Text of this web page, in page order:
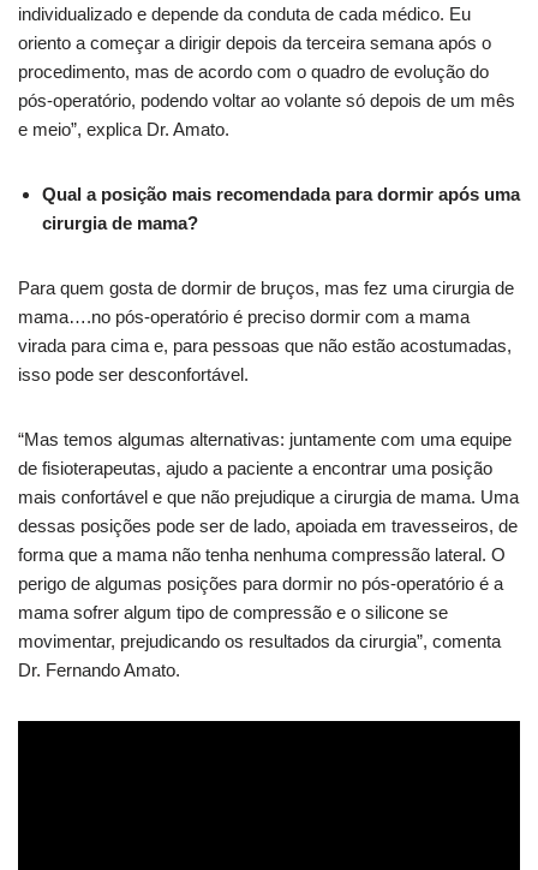
individualizado e depende da conduta de cada médico. Eu
oriento a começar a dirigir depois da terceira semana após o
procedimento, mas de acordo com o quadro de evolução do
pós-operatório, podendo voltar ao volante só depois de um mês
e meio”, explica Dr. Amato.
Qual a posição mais recomendada para dormir após uma
cirurgia de mama?
Para quem gosta de dormir de bruços, mas fez uma cirurgia de
mama….no pós-operatório é preciso dormir com a mama
virada para cima e, para pessoas que não estão acostumadas,
isso pode ser desconfortável.
“Mas temos algumas alternativas: juntamente com uma equipe
de fisioterapeutas, ajudo a paciente a encontrar uma posição
mais confortável e que não prejudique a cirurgia de mama. Uma
dessas posições pode ser de lado, apoiada em travesseiros, de
forma que a mama não tenha nenhuma compressão lateral. O
perigo de algumas posições para dormir no pós-operatório é a
mama sofrer algum tipo de compressão e o silicone se
movimentar, prejudicando os resultados da cirurgia”, comenta
Dr. Fernando Amato.